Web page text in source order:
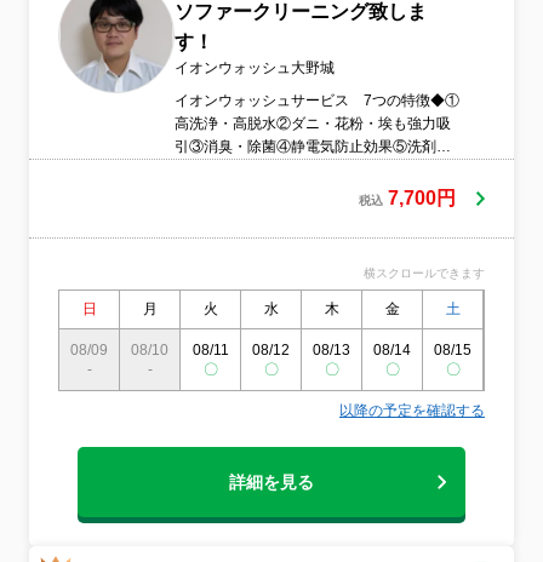
ソファークリーニング致しま
す！
イオンウォッシュ大野城
イオンウォッシュサービス 7つの特徴◆①
高洗浄・高脱水②ダニ・花粉・埃も強力吸
引③消臭・除菌④静電気防止効果⑤洗剤ゼ
術者の出張施工で安心低価格税込 7,700円
横スクロールできます
日 月 火 水 木 金 土
08/09
-
08/10
-
08/11
〇
08/12
〇
08/13
〇
08/14
〇
08/15
〇
以降の予定を確認する
詳細を見る